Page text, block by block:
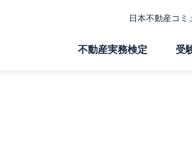
日本不動産コ
不動産実務検定 受